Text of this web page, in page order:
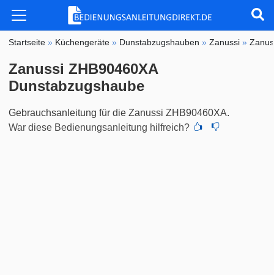
Startseite » Küchengeräte » Dunstabzugshauben »Zanussi »
Zanussi ZHB90460XA
Dunstabzugshaube
Gebrauchsanleitung für die Zanussi ZHB90460XA.
War diese Bedienungsanleitung hilfreich?